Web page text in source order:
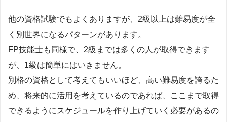
他の資格試験でもよくありますが、2級以上は難易度が全
く別世界になるパターンがあります。
FP技能士も同様で、2級までは多くの人が取得できます
が、1級は簡単にはいきません。
別格の資格として考えてもいいほど、高い難易度を誇るた
め、将来的に活用を考えているのであれば、ここまで取得
できるようにスケジュールを作り上げていく必要があるの